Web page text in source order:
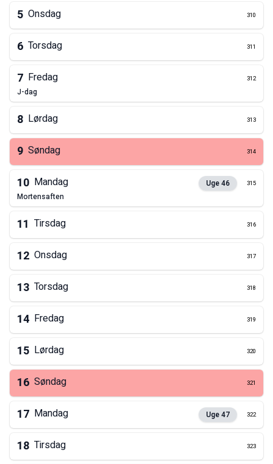
5 Onsdag 310
6 Torsdag 311
7 Fredag 312
j-dag
8 Lørdag 313
9 Søndag 314
10 Mandag Uge46 315
mortensaften
11 Tirsdag 316
12 Onsdag 317
13 Torsdag 318
14 Fredag 319
15 Lørdag 320
16 Søndag 321
17 Mandag Uge47 322
18 Tirsdag 323